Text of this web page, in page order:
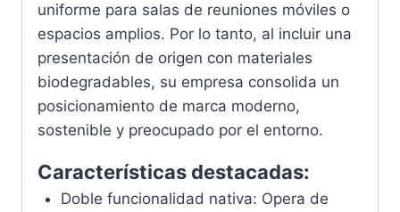
uniforme para salas de reuniones móviles o
espacios amplios. Por lo tanto, al incluir una
presentación de origen con materiales
biodegradables, su empresa consolida un
posicionamiento de marca moderno,
sostenible y preocupado por el entorno.
Características destacadas:
Doble funcionalidad nativa: Opera de